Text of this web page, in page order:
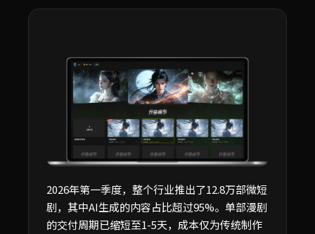
2026年第一季度，整个行业推出了12.8万部微短
剧，其中AI生成的内容占比超过95%。单部漫剧
的交付周期已缩短至1-5天，成本仅为传统制作